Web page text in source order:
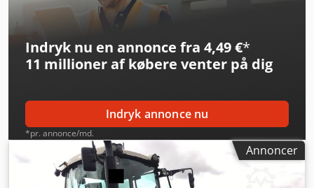
Indryk nu en annonce fra 4,49 €*
11 millioner af købere venter på dig
Indryk annonce nu
*pr. annonce/md.
Annoncer